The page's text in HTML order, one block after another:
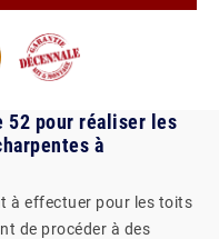
52 pour réaliser les
à
à effectuer pour les toits
de procéder à des